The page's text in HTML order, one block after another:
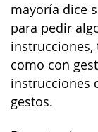
mayoría dice
para pedir
instrucciones,
como con
instrucciones
gestos.